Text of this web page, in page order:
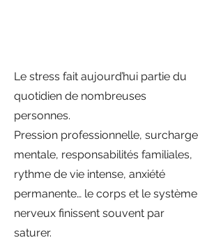
Le stress fait aujourd’hui partie du
quotidien de nombreuses
personnes.
Pression professionnelle, surcharge
mentale, responsabilités familiales,
rythme de vie intense, anxiété
permanente… le corps et le système
nerveux finissent souvent par
saturer.